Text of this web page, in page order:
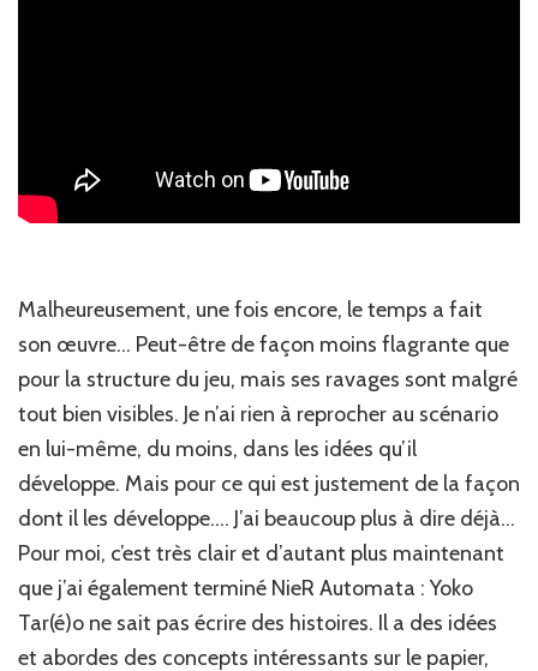
Malheureusement, une fois encore, le temps a fait
son œuvre… Peut-être de façon moins flagrante que
pour la structure du jeu, mais ses ravages sont malgré
tout bien visibles. Je n’ai rien à reprocher au scénario
en lui-même, du moins, dans les idées qu’il
développe. Mais pour ce qui est justement de la façon
dont il les développe…. J’ai beaucoup plus à dire déjà…
Pour moi, c’est très clair et d’autant plus maintenant
que j’ai également terminé NieR Automata : Yoko
Tar(é)o ne sait pas écrire des histoires. Il a des idées
et abordes des concepts intéressants sur le papier,